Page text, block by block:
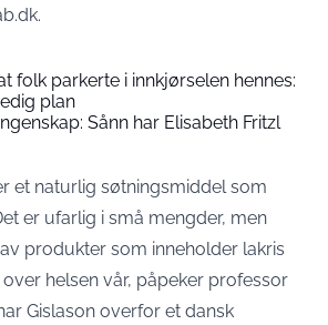
.
folk parkerte i innkjørselen hennes:
plan
Sånn har Elisabeth Fritzl
et naturlig søtningsmiddel som
er ufarlig i små mengder, men
produkter som inneholder lakris
helsen vår, påpeker professor
Gislason overfor et dansk